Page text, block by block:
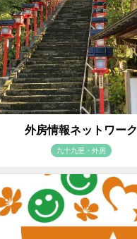
外房情報ネットワーク
九十九里・外房